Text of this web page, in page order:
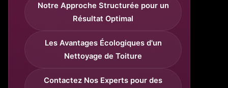
Notre Approche Structurée pour un
Résultat Optimal
Les Avantages Écologiques d'un
Nettoyage de Toiture
Contactez Nos Experts pour des